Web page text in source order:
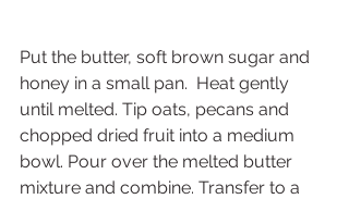
Put the butter, soft brown sugar and
honey in a small pan.  Heat gently
until melted. Tip oats, pecans and
chopped dried fruit into a medium
bowl. Pour over the melted butter
mixture and combine. Transfer to a